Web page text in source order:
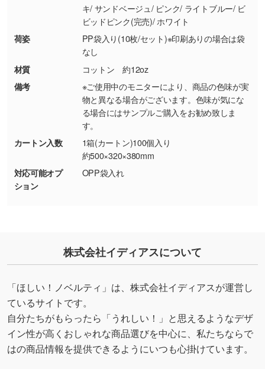
ター部分の輪郭がはっきりしているデータは切
り抜き処理が可能です。→詳しく見る
・持っているデータの背景が足りない／塗り足
しの作り方が分からない
印刷したいデータが印刷範囲よりも小さい場
合、シンプルな色・柄の背景であれば拡張が可
詳しく見る
・デザインにQRコードを入れたい／QRコード
を生成してほしい
URLをご指定いただければ、QRコードを生成
いたします。配置のご相談にも応じています。
キ/ サンドベージュ/ ピンク/ ライトブルー/ ビ
ビッドピンク(完売)/ ホワイト
荷姿
PP袋入り(10枚/セット)※印刷ありの場合は袋
なし
材質
コットン 約12oz
備考
※ご使用中のモニターにより、商品の色味が実
物と異なる場合がございます。色味が気にな
る場合にはサンプルご購入をお勧め致しま
す。
カートン入数
1箱(カートン)100個入り
約500×320×380mm
対応可能オプ
ション
OPP袋入れ
株式会社イディアスについて
「ほしい！ノベルティ」は、株式会社イディアスが運営し
ているサイトです。
自分たちがもらったら「うれしい！」と思えるようなデザ
イン性が高くおしゃれな商品選びを中心に、私たちならで
はの商品情報を提供できるようにいつも心掛けています。